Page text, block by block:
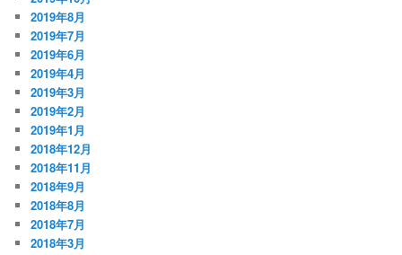
2019年8月
2019年7月
2019年6月
2019年4月
2019年3月
2019年2月
2019年1月
2018年12月
2018年11月
2018年9月
2018年8月
2018年7月
2018年3月